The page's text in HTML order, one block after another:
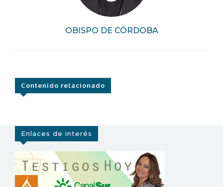
OBISPO DE CÓRDOBA
Contenido relacionado
Enlaces de interés